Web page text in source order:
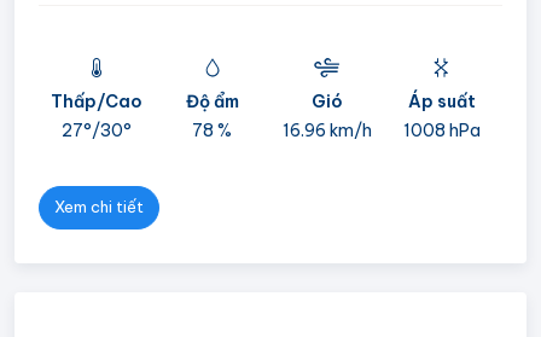
Thấp/Cao
27°/30°
Độ ẩm
78 %
Gió
16.96 km/h
Áp suất
1008 hPa
Xem chi tiết